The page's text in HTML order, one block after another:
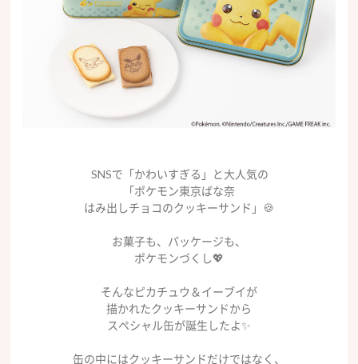
SNSで「かわいすぎる」と大人気の
「ポケモン東京ばな奈
はみ出しチョコのクッキーサンド」🍪
お菓子も、パッケージも、
ポケモンづくし💖
そんなピカチュウ＆イーブイが
描かれたクッキーサンドから
スペシャル缶が誕生したよ✨
缶の中にはクッキーサンドだけではなく、